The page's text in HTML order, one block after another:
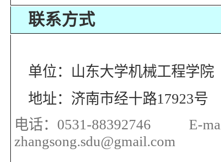
联系方式
单位：山东大学机械工程学院
地址：济南市经十路17923号
电话： 0531-88392746
E-
zhangsong.sdu@gmail.com